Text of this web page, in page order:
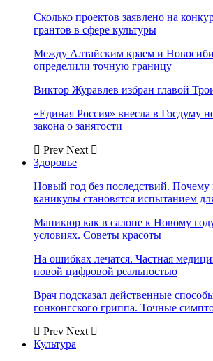
Сколько проектов заявлено на
грантов в сфере культуры
Между Алтайским краем и
определили точную границу
Виктор Журавлев избран главой
«Единая Россия» внесла в Госдуму
закона о занятости
Prev Next
Здоровье
Новый год без последствий. Почему
каникулы становятся испытанием
Маникюр как в салоне к Новому
условиях. Советы красоты
На ошибках лечатся. Частная
новой цифровой реальностью
Врач подсказал действенные
гонконгского гриппа. Точные
Prev Next
Культура